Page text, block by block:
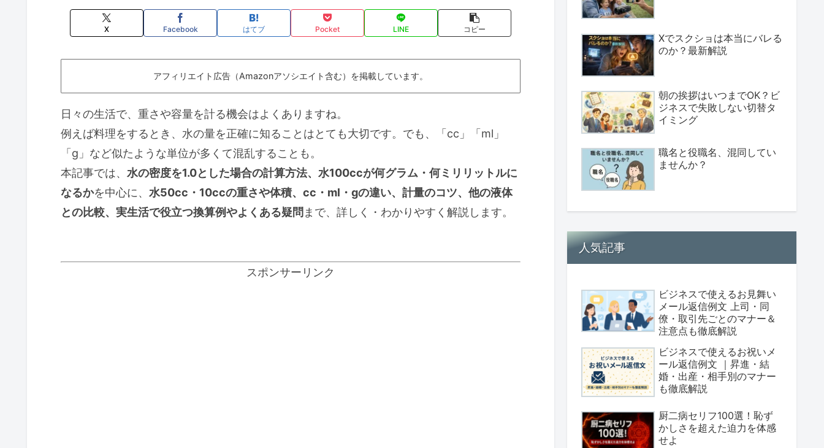
X Facebook はてブ Pocket LINE コピー
アフィリエイト広告（Amazonアソシエイト含む）を掲載しています。
日々の生活で、重さや容量を計る機会はよくありますね。
例えば料理をするとき、水の量を正確に知ることはとても大切です。でも、「cc」「ml」
「g」など似たような単位が多くて混乱することも。
本記事では、 水の密度を1.0とした場合の計算方法、水100ccが何グラム・何ミリリットルに
なるかを中心に、 水50cc・10ccの重さや体積、cc・ml・gの違い、計量のコツ、他の液体
との比較、実生活で役立つ換算例やよくある疑問 まで、詳しく・わかりやすく解説します。
スポンサーリンク
Xでスクショは本当にバレる
のか？最新解説
朝の挨拶はいつまでOK？ビ
ジネスで失敗しない切替タ
イミング
職名と役職名、混同してい
ませんか？
人気記事
ビジネスで使えるお見舞い
メール返信例文 上司・同
僚・取引先ごとのマナー＆
注意点も徹底解説
ビジネスで使えるお祝いメ
ール返信例文 ｜昇進・結
婚・出産・相手別のマナー
も徹底解説
厨二病セリフ100選！恥ず
かしさを超えた迫力を体感
せよ